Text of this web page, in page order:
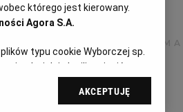
którego jest kierowany.
Agora S.A.
typu cookie Wyborczej sp.
też w każdej chwili zmienić
preferencjami dot.
przechodząc do sekcjiAKCEPTUJĘ